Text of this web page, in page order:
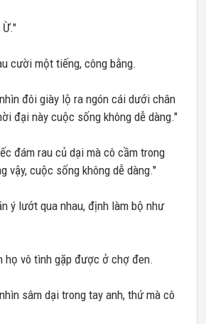
Ừ."
cười một tiếng, công bằng.
đôi giày lộ ra ngón cái dưới chân
đại này cuộc sống không dễ dàng."
đám rau củ dại mà cô cầm trong
vậy, cuộc sống không dễ dàng."
ý lướt qua nhau, định làm bộ như
họ vô tình gặp được ở chợ đen.
sâm dại trong tay anh, thứ mà cô